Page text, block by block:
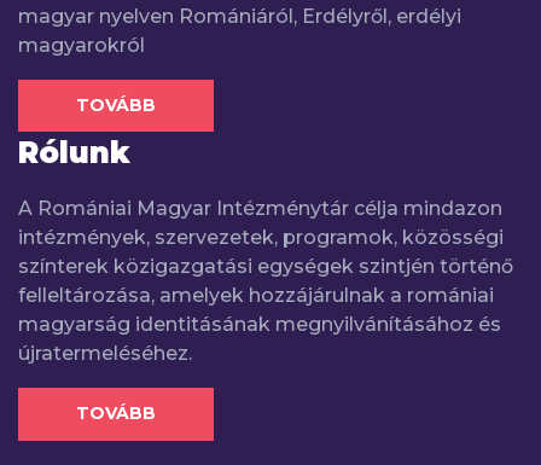
magyar nyelven Romániáról, Erdélyről, erdélyi
magyarokról
TOVÁBB
Rólunk
A Romániai Magyar Intézménytár célja mindazon
intézmények, szervezetek, programok, közösségi
színterek közigazgatási egységek szintjén történő
felleltározása, amelyek hozzájárulnak a romániai
magyarság identitásának megnyilvánításához és
újratermeléséhez.
TOVÁBB